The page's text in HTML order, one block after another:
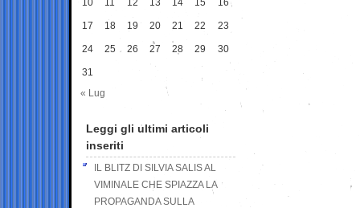
10 11 12 13 14 15 16
17 18 19 20 21 22 23
24 25 26 27 28 29 30
31
« Lug
Leggi gli ultimi articoli
inseriti
IL BLITZ DI SILVIA SALIS AL
VIMINALE CHE SPIAZZA LA
PROPAGANDA SULLA